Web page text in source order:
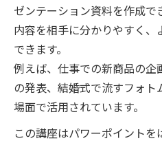
ゼンテーション資料を作成
内容を相手に分かりやすく
できます。
例えば、仕事での新商品の
の発表、結婚式で流すフォ
場面で活用されています。
この講座はパワーポイント